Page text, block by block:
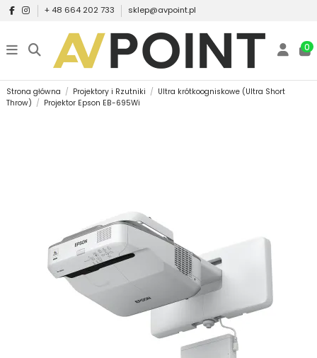
+ 48 664 202 733 sklep@avpoint.pl
0
Strona główna Projektory i Rzutniki
Ultra krótkoogniskowe (Ultra Short
Throw)
Projektor Epson EB-695Wi